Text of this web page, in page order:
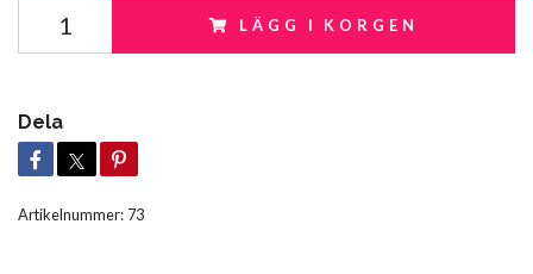
LÄGG I KORGEN
Dela
Artikelnummer: 73